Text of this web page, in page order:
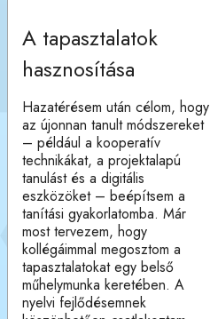
A tapasztalatok
hasznosítása
Hazatérésem után célom, hogy
az újonnan tanult módszereket
– például a kooperatív
technikákat, a projektalapú
tanulást és a digitális
eszközöket – beépítsem a
tanítási gyakorlatomba. Már
most tervezem, hogy
kollégáimmal megosztom a
tapasztalatokat egy belső
műhelymunka keretében. A
nyelvi fejlődésemnek